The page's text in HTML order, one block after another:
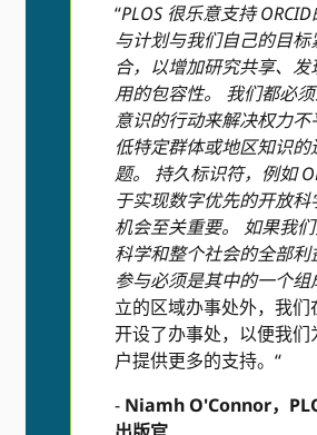
“PLOS 很乐意支持
与计划与我们自己的目标
合，以增加研究共享、发
用的包容性。 我们都必
意识的行动来解决权力不
低特定群体或地区知识的
题。 持久标识符，例如
于实现数字优先的开放科
机会至关重要。 如果我
科学和整个社会的全部利
参与必须是其中的一个组
立的区域办事处外，我们
开设了办事处，以便我们
户提供更多的支持。“
- Niamh O'Connor，